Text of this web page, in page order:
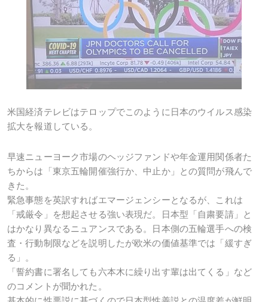
米国経済テレビはテロップでこのように日本のウイルス感染
拡大を報道している。
早速ニューヨーク市場のヘッジファンドや年金運用関係者た
ちからは「東京五輪開催強行か、中止か」との質問が飛んで
きた。
緊急事態を英訳すればエマージェンシーとなるが、これは
「戒厳令」を想起させる強い表現だ。日本型「自粛要請」と
はかなり異なるニュアンスである。日本側の五輪選手への検
査・行動制限などを説明したが欧米の価値基準では「緩すぎ
る」。
「誓約書に署名しても六本木に繰り出す輩は出てくる」など
のコメントが聞かれた。